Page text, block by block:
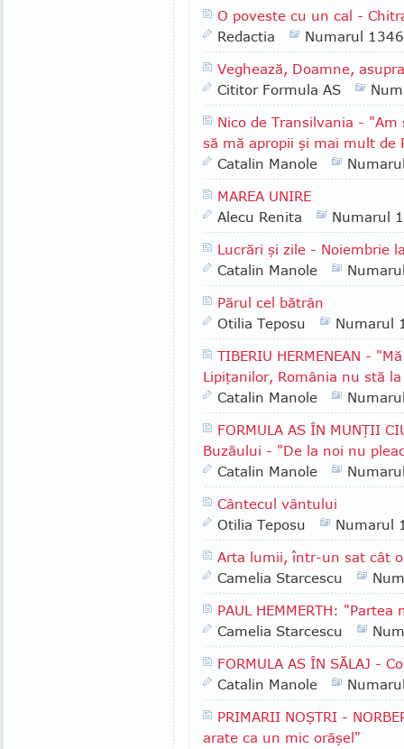
O poveste cu un cal -
Redactia
Numarul 1346
Veghează, Doamne,
Cititor Formula AS
Nico de Transilvania -
să mă apropii şi mai mult de
Catalin Manole
MAREA UNIRE
Alecu Renita
Numarul
Lucrări şi zile - Noiembrie
Catalin Manole
Părul cel bătrân
Otilia Teposu
Numarul
TIBERIU HERMENEAN -
Lipiţanilor, România nu stă
Catalin Manole
FORMULA AS ÎN MUNŢII
Buzăului - "De la noi nu
Catalin Manole
Cântecul vântului
Otilia Teposu
Numarul
Arta lumii, într-un sat cât
Camelia Starcescu
PAUL HEMMERTH:
Camelia Starcescu
FORMULA AS ÎN SĂLAJ -
Catalin Manole
PRIMARII NOŞTRI -
arate ca un mic orăşel"